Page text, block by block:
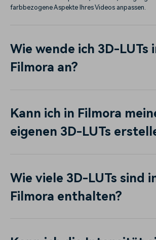
farbbezogene Aspekte Ihres Videos anpassen.
Wie wende ich 3D-LUTs
Filmora an?
Kann ich in Filmora
eigenen 3D-LUTs
Wie viele 3D-LUTs sind
Filmora enthalten?